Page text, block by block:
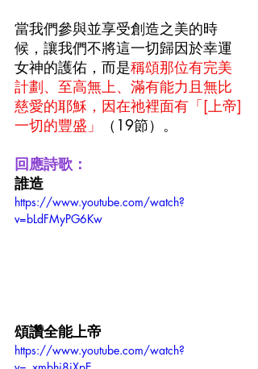
當我們參與並享受創造之美的時
候，讓我們不將這一切歸因於幸運
女神的護佑，而是稱頌那位有完美
計劃、至高無上、滿有能力且無比
慈愛的耶穌，因在祂裡面有「[上帝]
一切的豐盛」
（19節）。
回應詩歌：
誰造
https://www.youtube.com/watch?
v=bLdFMyPG6Kw
頌讚全能上帝
https://www.youtube.com/watch?